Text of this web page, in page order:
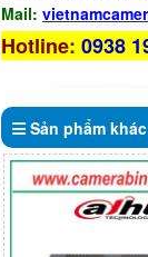
Mail:
Hotline: 0938
Sản phẩm khác